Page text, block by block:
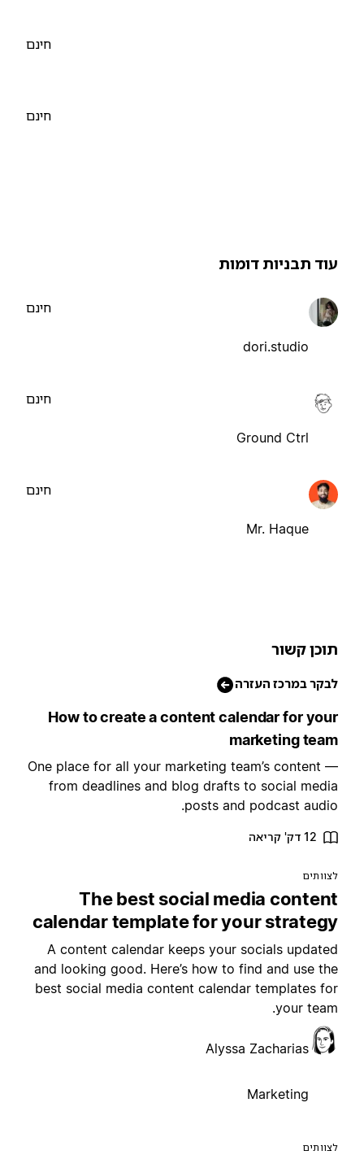
תבניות דומות
dori.studio
Ground Ctrl
Mr. Haque
קשור
במרכז העזרה
How to create a content calendar for
marketing
One place for all your marketing team’s content
from deadlines and blog drafts to social
posts and podcast
12 דק' קריאה
The best social media
calendar template for your
A content calendar keeps your socials
and looking good. Here’s how to find and use
best social media content calendar templates
your
Alyssa Zacharias
Marketing